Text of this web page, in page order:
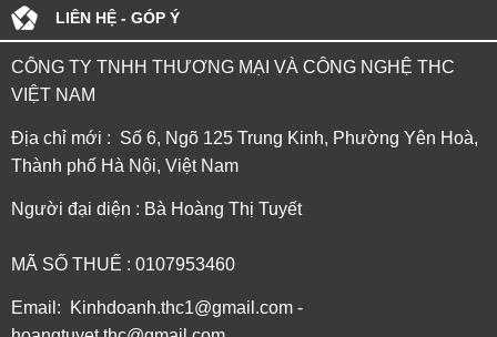
LIÊN HỆ - GÓP Ý
CÔNG TY TNHH THƯƠNG MẠI VÀ CÔNG NGHỆ THC
VIỆT NAM
Địa chỉ mới : Số 6, Ngõ 125 Trung Kinh, Phường Yên Hoà,
Thành phố Hà Nội, Việt Nam
Người đại diện : Bà Hoàng Thị Tuyết
MÃ SỐ THUẾ : 0107953460
Email: Kinhdoanh.thc1@gmail.com -